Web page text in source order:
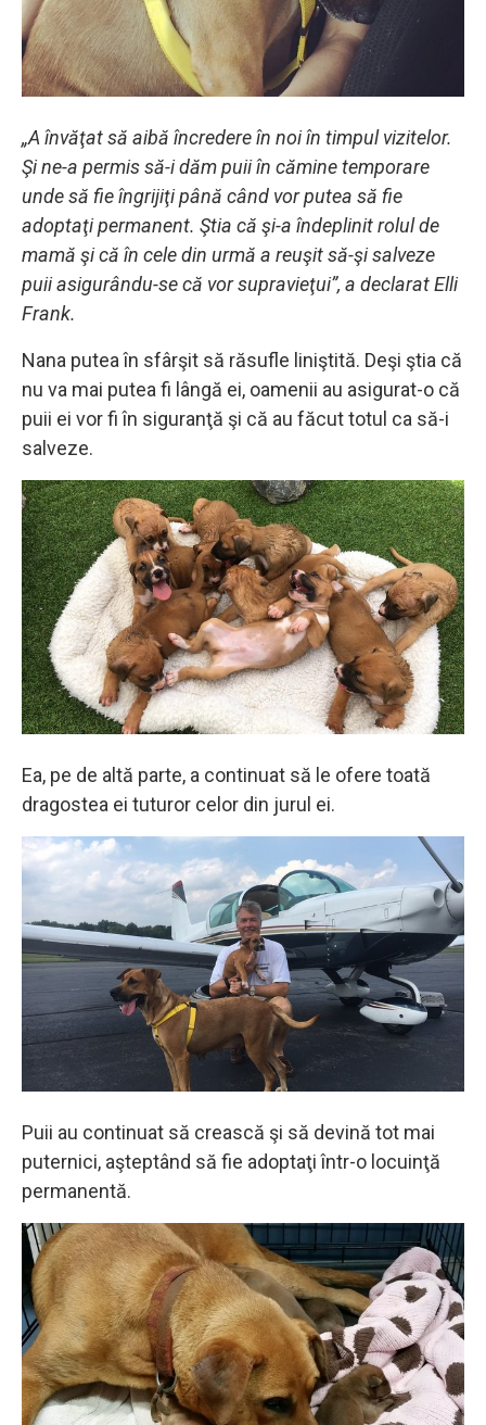
„A învăţat să aibă încredere în noi în timpul vizitelor.
Şi ne-a permis să-i dăm puii în cămine temporare
unde să fie îngrijiţi până când vor putea să fie
adoptaţi permanent. Ştia că şi-a îndeplinit rolul de
mamă şi că în cele din urmă a reuşit să-şi salveze
puii asigurându-se că vor supravieţui”, a declarat Elli
Frank.
Nana putea în sfârşit să răsufle liniştită. Deşi ştia că
nu va mai putea fi lângă ei, oamenii au asigurat-o că
puii ei vor fi în siguranţă şi că au făcut totul ca să-i
salveze.
Ea, pe de altă parte, a continuat să le ofere toată
dragostea ei tuturor celor din jurul ei.
Puii au continuat să crească şi să devină tot mai
puternici, aşteptând să fie adoptaţi într-o locuinţă
permanentă.